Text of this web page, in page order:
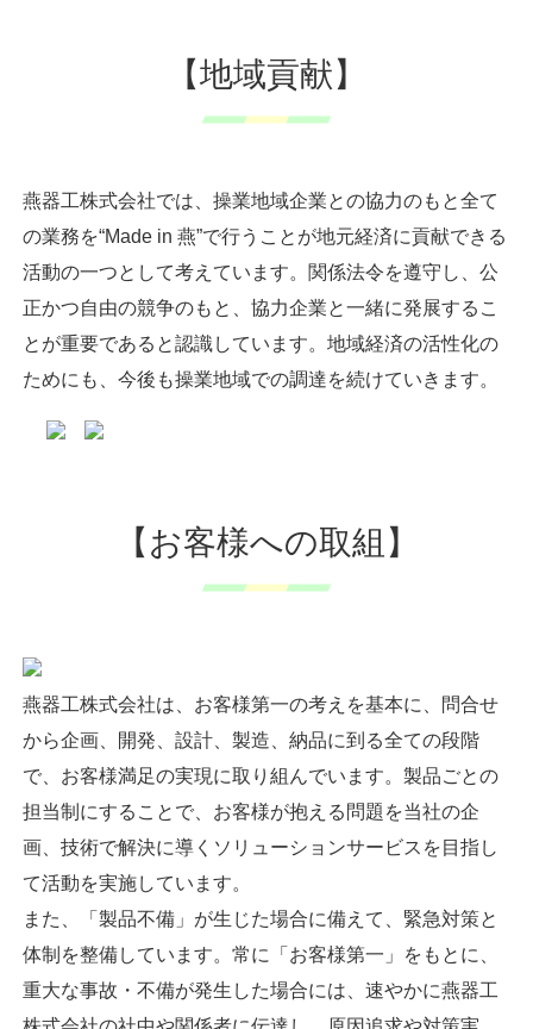
【地域貢献】
燕器工株式会社では、操業地域企業との協力のもと全て
の業務を“Made in 燕”で行うことが地元経済に貢献できる
活動の一つとして考えています。関係法令を遵守し、公
正かつ自由の競争のもと、協力企業と一緒に発展するこ
とが重要であると認識しています。地域経済の活性化の
ためにも、今後も操業地域での調達を続けていきます。
【お客様への取組】
燕器工株式会社は、お客様第一の考えを基本に、問合せ
から企画、開発、設計、製造、納品に到る全ての段階
で、お客様満足の実現に取り組んでいます。製品ごとの
担当制にすることで、お客様が抱える問題を当社の企
画、技術で解決に導くソリューションサービスを目指し
て活動を実施しています。
また、「製品不備」が生じた場合に備えて、緊急対策と
体制を整備しています。常に「お客様第一」をもとに、
重大な事故・不備が発生した場合には、速やかに燕器工